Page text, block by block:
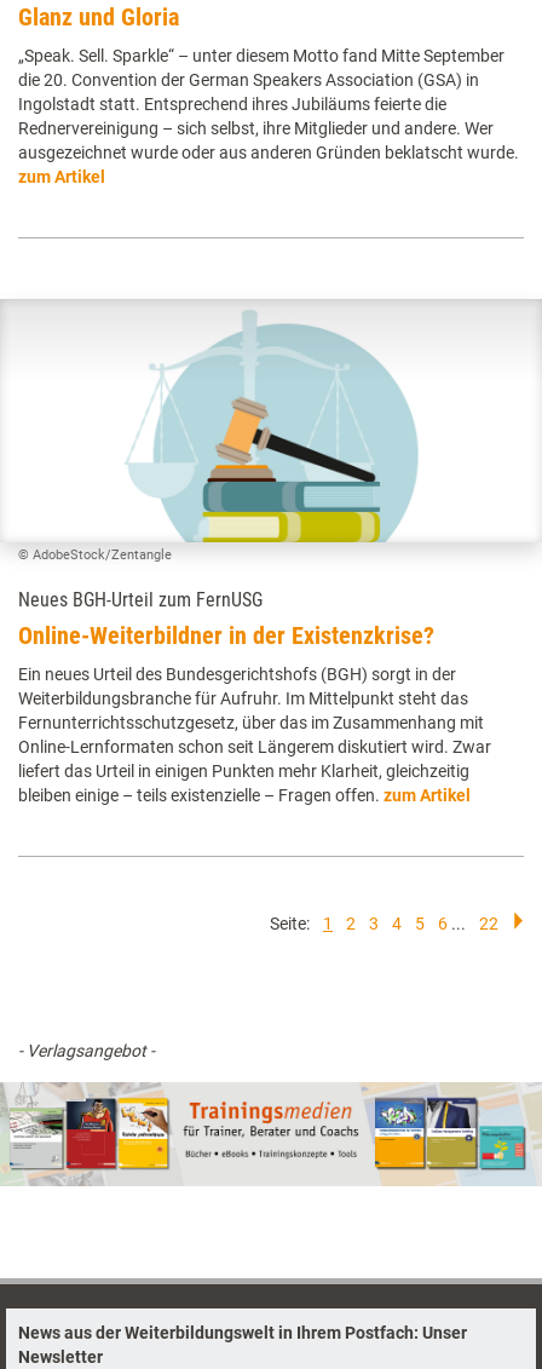
Glanz und Gloria
„Speak. Sell. Sparkle“ – unter diesem Motto fand Mitte September
die 20. Convention der German Speakers Association (GSA) in
Ingolstadt statt. Entsprechend ihres Jubiläums feierte die
Rednervereinigung – sich selbst, ihre Mitglieder und andere. Wer
ausgezeichnet wurde oder aus anderen Gründen beklatscht wurde.
zum Artikel
© AdobeStock/Zentangle
Neues BGH-Urteil zum FernUSG
Online-Weiterbildner in der Existenzkrise?
Ein neues Urteil des Bundesgerichtshofs (BGH) sorgt in der
Weiterbildungsbranche für Aufruhr. Im Mittelpunkt steht das
Fernunterrichtsschutzgesetz, über das im Zusammenhang mit
Online-Lernformaten schon seit Längerem diskutiert wird. Zwar
liefert das Urteil in einigen Punkten mehr Klarheit, gleichzeitig
bleiben einige – teils existenzielle – Fragen offen. zum Artikel
Seite: 1 2 3 4 5 6 ... 22
- Verlagsangebot -
News aus der Weiterbildungswelt in Ihrem Postfach: Unser
Newsletter